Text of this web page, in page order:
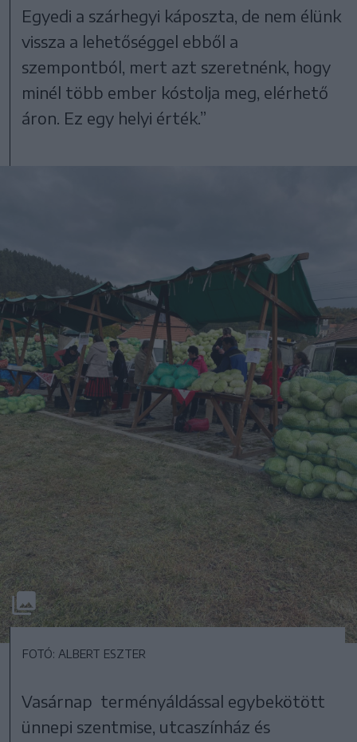
Egyedi a szárhegyi káposzta, de nem élünk
vissza a lehetőséggel ebből a
szempontból, mert azt szeretnénk, hogy
minél több ember kóstolja meg, elérhető
áron. Ez egy helyi érték.”
FOTÓ: ALBERT ESZTER
Vasárnap terményáldással egybekötött
ünnepi szentmise, utcaszínház és